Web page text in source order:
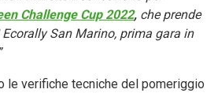
Challenge Cup 2022, che prende
San Marino, prima gara in
le verifiche tecniche del pomeriggio